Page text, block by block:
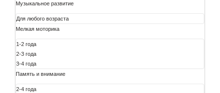
Музыкальное развитие
Для любого возраста
Мелкая моторика
1-2 года
2-3 года
3-4 года
Память и внимание
2-4 года